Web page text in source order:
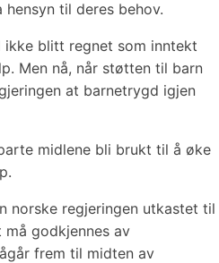
til deres behov.
blitt regnet som inntekt
Men nå, når støtten til barn
at barnetrygd igjen
midlene bli brukt til å øke
norske regjeringen utkastet til
godkjennes av
frem til midten av